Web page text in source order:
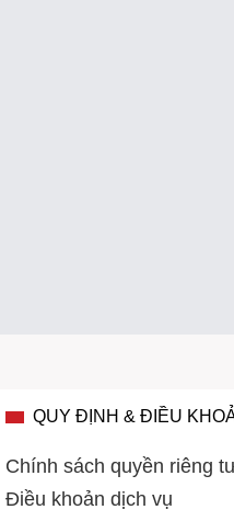
QUY ĐỊNH & ĐIỀU
Chính sách quyền riêng
Điều khoản dịch vụ